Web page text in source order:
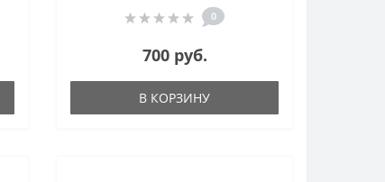
0
700 руб.
В КОРЗИНУ